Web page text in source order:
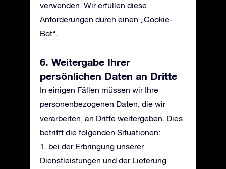
verwenden. Wir erfüllen diese
Anforderungen durch einen „Cookie-
Bot“.
6. Weitergabe Ihrer
persönlichen Daten an Dritte
In einigen Fällen müssen wir Ihre
personenbezogenen Daten, die wir
verarbeiten, an Dritte weitergeben. Dies
betrifft die folgenden Situationen:
1. bei der Erbringung unserer
Dienstleistungen und der Lieferung